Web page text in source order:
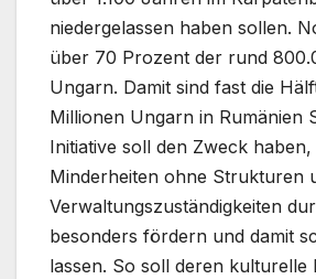
niedergelassen haben sollen.
über 70 Prozent der rund
Ungarn. Damit sind fast die
Millionen Ungarn in Rumänien
Initiative soll den Zweck
Minderheiten ohne Strukturen
Verwaltungszuständigkeiten
besonders fördern und damit
lassen. So soll deren kulturelle